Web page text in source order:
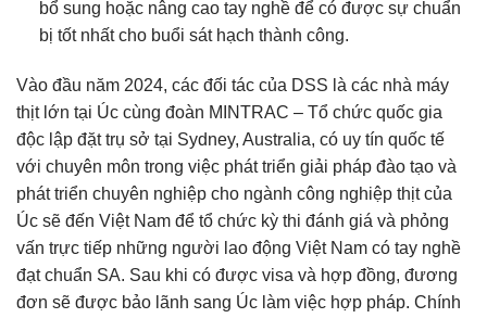
bổ sung hoặc nâng cao tay nghề để có được sự chuẩn
bị tốt nhất cho buổi sát hạch thành công.
Vào đầu năm 2024, các đối tác của DSS là các nhà máy
thịt lớn tại Úc cùng đoàn MINTRAC – Tổ chức quốc gia
độc lập đặt trụ sở tại Sydney, Australia, có uy tín quốc tế
với chuyên môn trong việc phát triển giải pháp đào tạo và
phát triển chuyên nghiệp cho ngành công nghiệp thịt của
Úc sẽ đến Việt Nam để tổ chức kỳ thi đánh giá và phỏng
vấn trực tiếp những người lao động Việt Nam có tay nghề
đạt chuẩn SA. Sau khi có được visa và hợp đồng, đương
đơn sẽ được bảo lãnh sang Úc làm việc hợp pháp. Chính